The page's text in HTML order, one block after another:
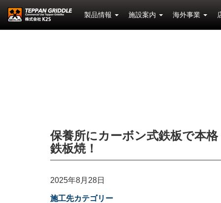
製品情報 施設案内 海外事業
保養所にカーボン式鉄板で本格
鉄板焼！
2025年8月28日
施工先カテゴリー